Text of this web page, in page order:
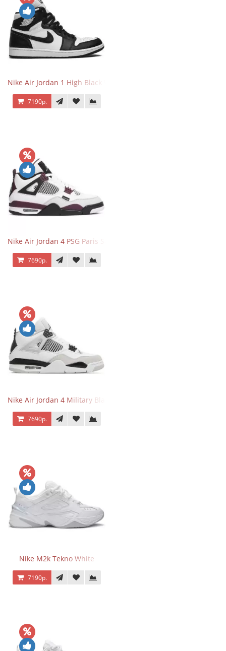
Nike Air Jordan 1 High Black White
7190р.
Nike Air Jordan 4 PSG Paris Saint Germain
7690р.
Nike Air Jordan 4 Military Black
7690р.
Nike M2k Tekno White
7190р.